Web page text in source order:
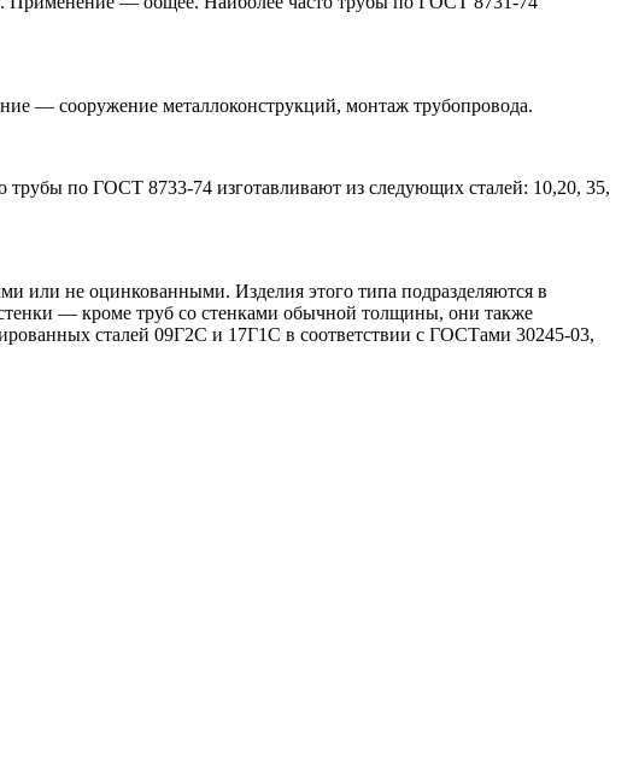
— сооружение металлоконструкций, монтаж трубопровода.
трубы по ГОСТ 8733-74 изготавливают из следующих сталей: 10,20, 35,
или не оцинкованными. Изделия этого типа подразделяются в
— кроме труб со стенками обычной толщины, они также
сталей 09Г2С и 17Г1С в соответствии с ГОСТами 30245-03,